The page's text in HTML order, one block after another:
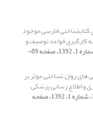
فارسی موجود
کارگیری قواعد توصیف و
[دوره 16، شماره 1، 1392، صفحه 89-
های روان شناختی موثر بر
و اطلاع رسانی پزشکی
[دوره 16، شماره 1، 1392، صفحه